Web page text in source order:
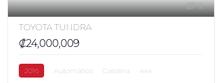
12
TOYOTA TUNDRA
₡24,000,009
2016 Automático Gasolina 4x4